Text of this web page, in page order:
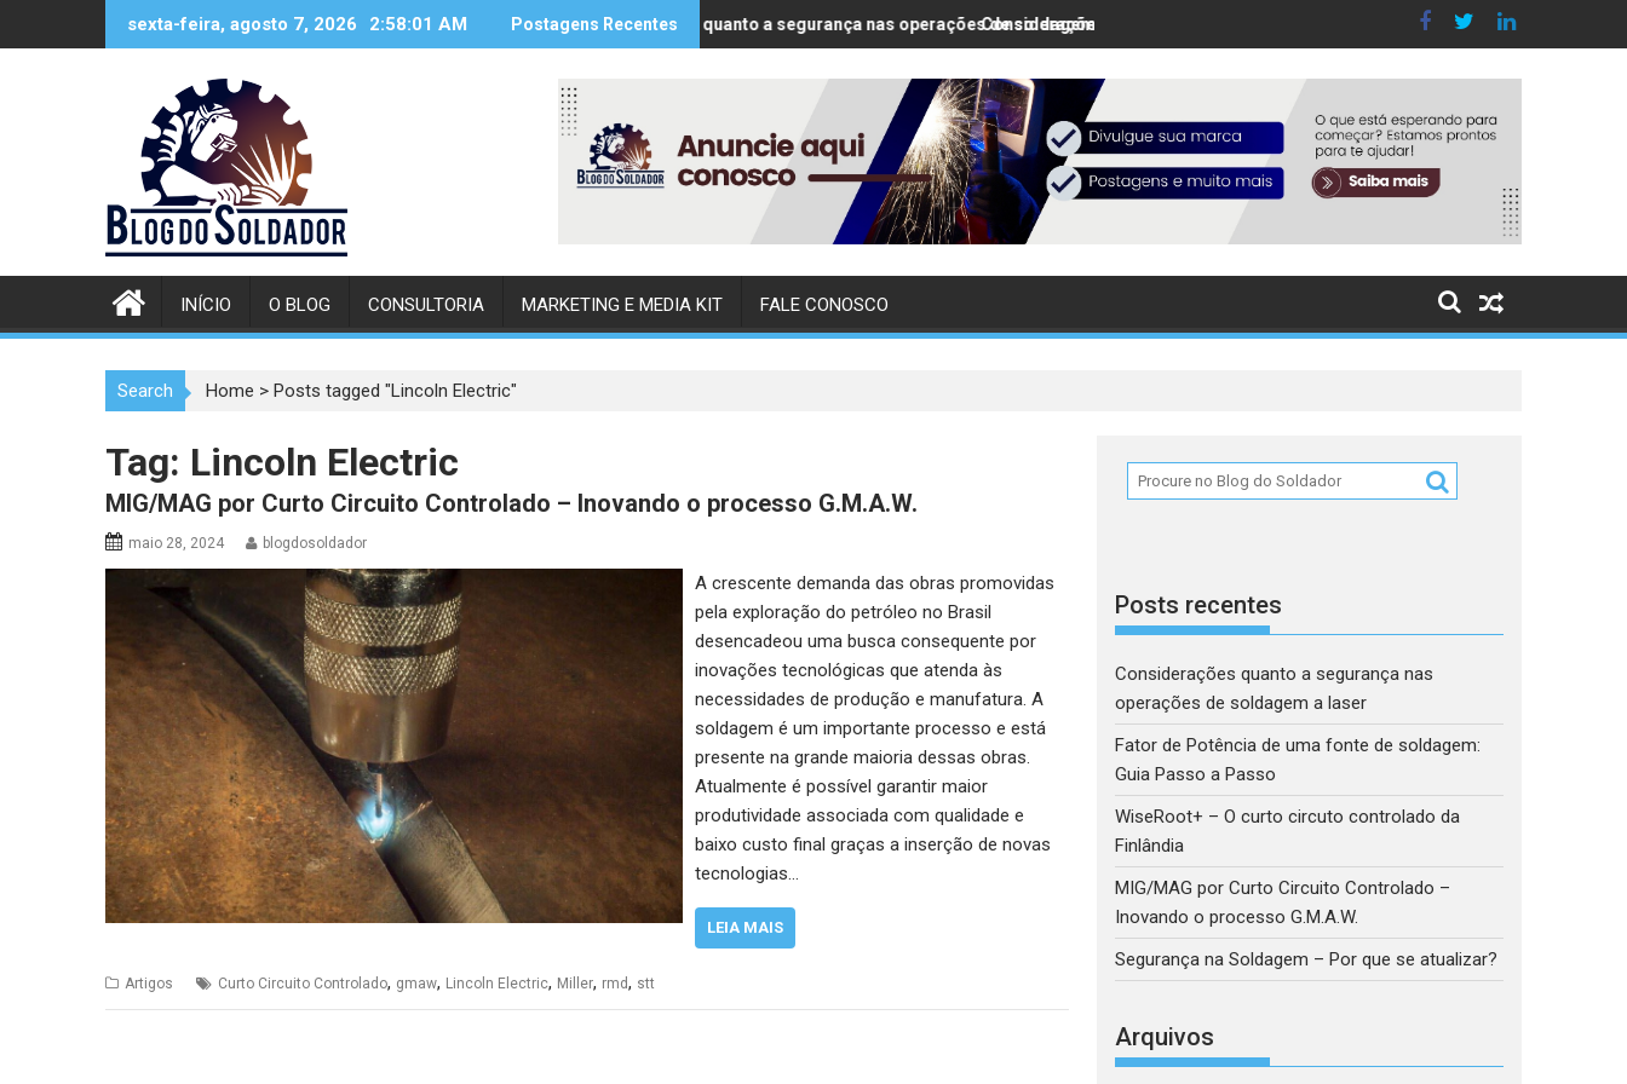
sexta-feira, agosto 7, 2026 2:58:02 AM Postagens Recentes
Considerações quanto a segurança nas operações de soldagem a laserConsiderações quanto a segurança nas operações de soldagem a laser
INÍCIO O BLOG CONSULTORIA MARKETING E MEDIA KIT FALE CONOSCO
Search Home > Posts tagged "Lincoln Electric"
Tag: Lincoln Electric
MIG/MAG por Curto Circuito Controlado – Inovando o processo G.M.A.W.
maio 28, 2024 blogdosoldador
A crescente demanda das obras promovidas
pela exploração do petróleo no Brasil
desencadeou uma busca consequente por
inovações tecnológicas que atenda às
necessidades de produção e manufatura. A
soldagem é um importante processo e está
presente na grande maioria dessas obras.
Atualmente é possível garantir maior
produtividade associada com qualidade e
baixo custo final graças a inserção de novas
tecnologias…
LEIA MAIS
Artigos Curto Circuito Controlado, gmaw, Lincoln Electric, Miller, rmd, stt
Posts recentes
Considerações quanto a segurança nas
operações de soldagem a laser
Fator de Potência de uma fonte de soldagem:
Guia Passo a Passo
WiseRoot+ – O curto circuto controlado da
Finlândia
MIG/MAG por Curto Circuito Controlado –
Inovando o processo G.M.A.W.
Segurança na Soldagem – Por que se atualizar?
Arquivos